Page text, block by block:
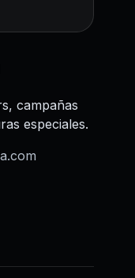
campañas
especiales.